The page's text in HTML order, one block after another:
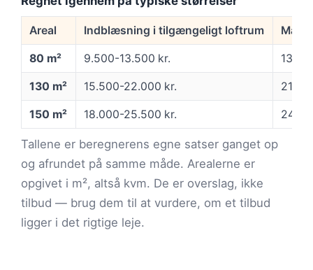
Areal Indblæsning i tilgængeligt loftrum
80 m² 9.500-13.500 kr.
130 m² 15.500-22.000 kr.
150 m² 18.000-25.500 kr.
Tallene er beregnerens egne satser ganget op
og afrundet på samme måde. Arealerne er
opgivet i m², altså kvm. De er overslag, ikke
tilbud — brug dem til at vurdere, om et tilbud
ligger i det rigtige leje.